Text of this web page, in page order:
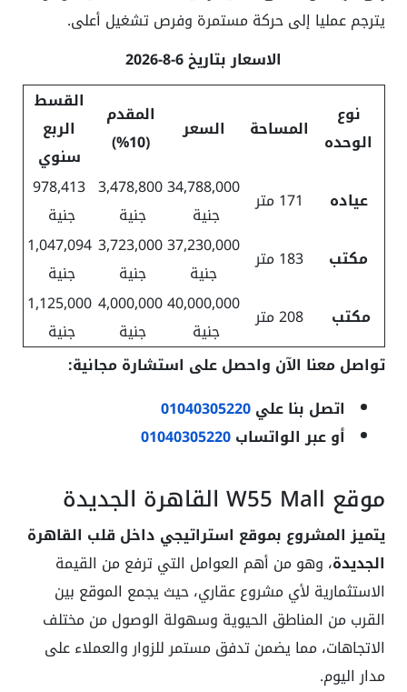
يترجم عمليا إلى حركة مستمرة وفرص تشغيل أعلى.
الاسعار بتاريخ 6-8-2026
نوع
الوحده
المساحة السعر
المقدم
(10%)
القسط
الربع
سنوي
عياده
171 متر
34,788,000
جنية
3,478,800
جنية
978,413
جنية
مكتب
183 متر
37,230,000
جنية
3,723,000
جنية
1,047,094
جنية
مكتب
208 متر
40,000,000
جنية
4,000,000
جنية
1,125,000
جنية
تواصل معنا الآن واحصل على استشارة مجانية:
اتصل بنا علي01040305220
أو عبر الواتساب01040305220
موقع W55 Mall القاهرة الجديدة
يتميز المشروع بموقع استراتيجي داخل قلب القاهرة
الجديدة، وهو من أهم العوامل التي ترفع من القيمة
الاستثمارية لأي مشروع عقاري، حيث يجمع الموقع بين
القرب من المناطق الحيوية وسهولة الوصول من مختلف
الاتجاهات، مما يضمن تدفق مستمر للزوار والعملاء على
مدار اليوم.